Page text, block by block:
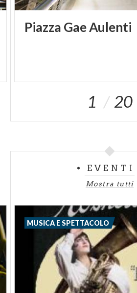
Piazza GaeAulenti
1 20
EVENTI
Mostra tutti
MUSICA E SPETTACOLO